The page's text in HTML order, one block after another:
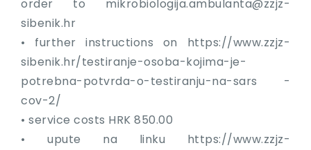
order to mikrobiologija.ambulanta@zzjz-
sibenik.hr
• further instructions on https://www.zzjz-
sibenik.hr/testiranje-osoba-kojima-je-
potrebna-potvrda-o-testiranju-na-sars -
cov-2/
• service costs HRK 850.00
• upute na linku https://www.zzjz-